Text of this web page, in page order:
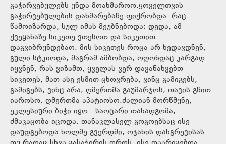
გაჭირვებულებს უნდა მოახმაროო.ყოველთვის
გაჭირვებულების დახმარებაზე ფიქრობდა. რაც
წამოიზარდა, სულ იმას მეუბნებოდა: დედა, ამ
ქვეყანაზე სიკეთე ვთესოთ და სიკეთით
დაგვიბრუნდებაო. მის სიკეთეს როცა არ ხედავდნენ,
გული სტკიოდა, მაგრამ ამბობდა, ოღონდაც კარგად
იყვნენ, რას ვიზამთ, ყველას ვერ დავანახვებთ
სიკეთეს, მათ ასე ესმით ცხოვრება, ვინც გამიგებს,
გამიგებს, ვინც არა, ღმერთმა გაუმარჯოს, თავის გზით
იაროსო. ღმერთმა აპატიოსო.ძალიან მორწმუნე,
ეკლესიური ბიჭი იყო…საოცარი თანადგომა,
ძმაკაცობა იცოდა. თანაკლასელ გოგოებსაც ისე
დაუდგებოდა ხოლმე გვერდში, ოჯახის დანგრევისას